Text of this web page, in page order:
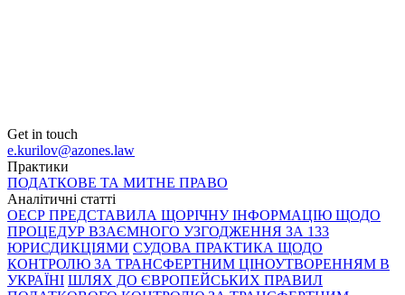
Get in touch
e.kurilov@azones.law
Практики
ПОДАТКОВЕ ТА МИТНЕ ПРАВО
Аналітичні статті
ОЕСР ПРЕДСТАВИЛА ЩОРІЧНУ ІНФОРМАЦІЮ ЩОДО
ПРОЦЕДУР ВЗАЄМНОГО УЗГОДЖЕННЯ ЗА 133
ЮРИСДИКЦІЯМИ СУДОВА ПРАКТИКА ЩОДО
КОНТРОЛЮ ЗА ТРАНСФЕРТНИМ ЦІНОУТВОРЕННЯМ В
УКРАЇНІ ШЛЯХ ДО ЄВРОПЕЙСЬКИХ ПРАВИЛ